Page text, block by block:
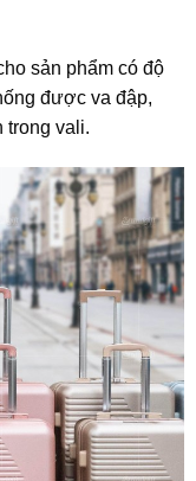
sản phẩm có độ
được va đập,
trong vali.